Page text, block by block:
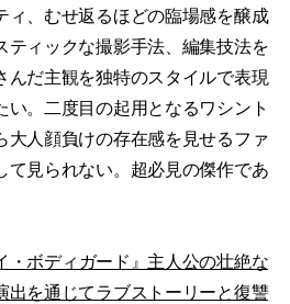
ィ、むせ返るほどの臨場感を醸成
ティックな撮影手法、編集技法を
んだ主観を独特のスタイルで表現
い。二度目の起用となるワシント
大人顔負けの存在感を見せるファ
て見られない。超必見の傑作であ
・ボディガード』主人公の壮絶な
出を通じてラブストーリーと復讐